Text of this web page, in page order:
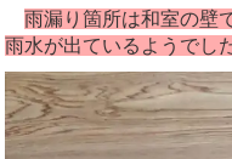
雨漏り箇所は和室の壁
雨水が出ているようでし